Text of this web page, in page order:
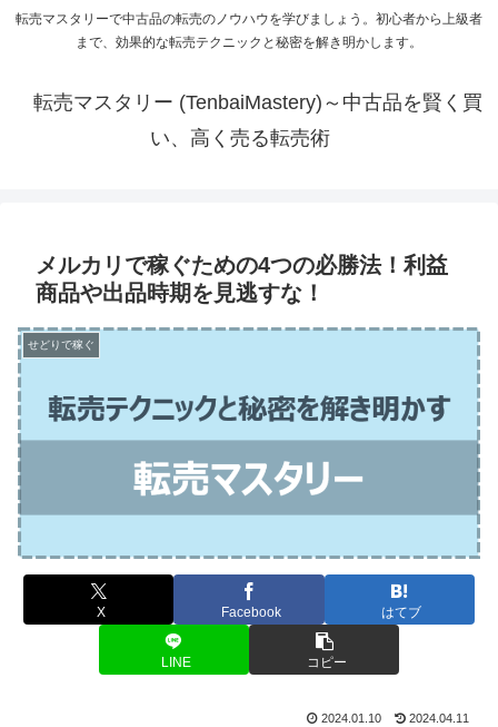
転売マスタリーで中古品の転売のノウハウを学びましょう。初心者から上級者
まで、効果的な転売テクニックと秘密を解き明かします。
転売マスタリー (TenbaiMastery)～中古品を賢く買
い、高く売る転売術
メルカリで稼ぐための4つの必勝法！利益
商品や出品時期を見逃すな！
せどりで稼ぐ
X Facebook はてブ
LINE コピー
2024.01.10 2024.04.11